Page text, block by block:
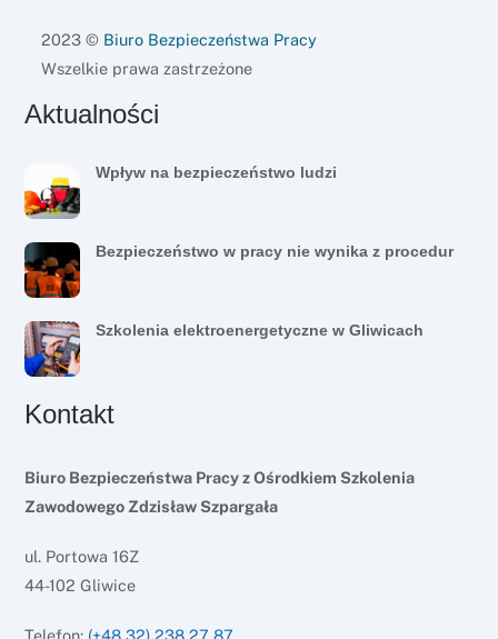
2023 © Biuro Bezpieczeństwa Pracy
Wszelkie prawa zastrzeżone
Aktualności
Wpływ na bezpieczeństwo ludzi
Bezpieczeństwo w pracy nie wynika z procedur
Szkolenia elektroenergetyczne w Gliwicach
Kontakt
Biuro Bezpieczeństwa Pracy z Ośrodkiem Szkolenia
Zawodowego Zdzisław Szpargała
ul. Portowa 16Z
44-102 Gliwice
Telefon: (+48 32) 238 27 87